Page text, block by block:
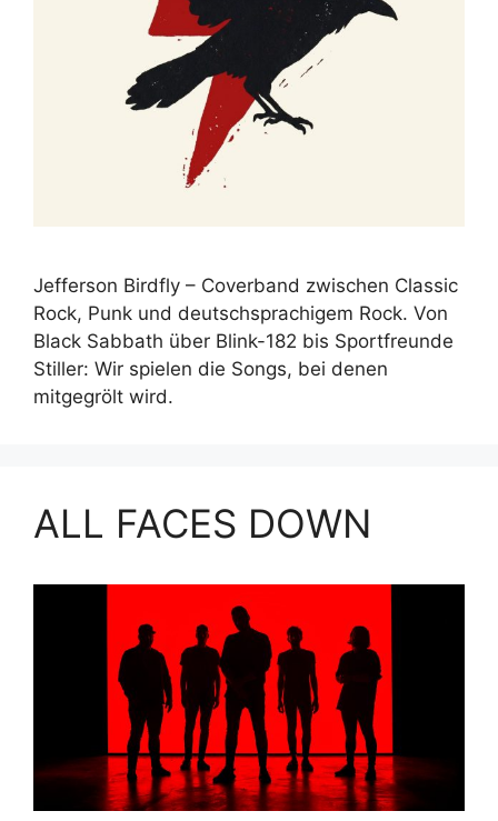
Jefferson Birdfly – Coverband zwischen Classic
Rock, Punk und deutschsprachigem Rock. Von
Black Sabbath über Blink-182 bis Sportfreunde
Stiller: Wir spielen die Songs, bei denen
mitgegrölt wird.
ALL FACES DOWN